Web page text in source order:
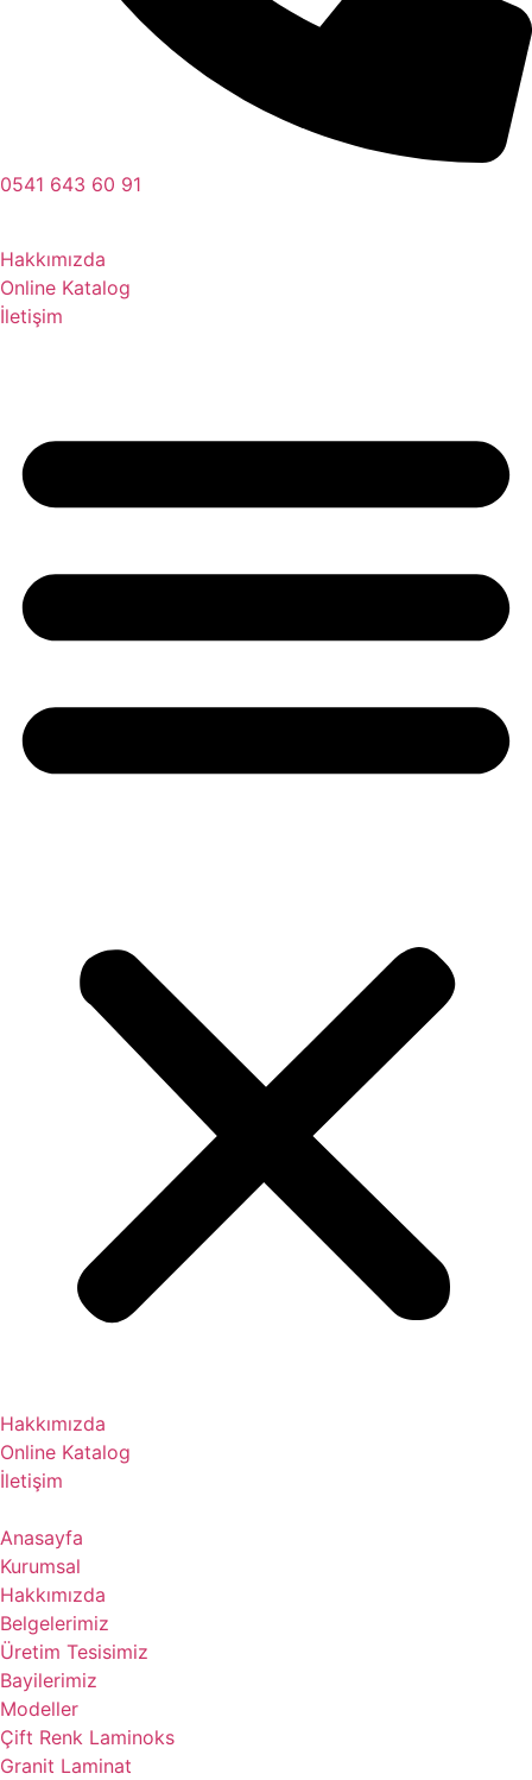
0541 643 60 91
Hakkımızda
Online Katalog
İletişim
Hakkımızda
Online Katalog
İletişim
Anasayfa
Kurumsal
Hakkımızda
Belgelerimiz
Üretim Tesisimiz
Bayilerimiz
Modeller
Çift Renk Laminoks
Granit Laminat